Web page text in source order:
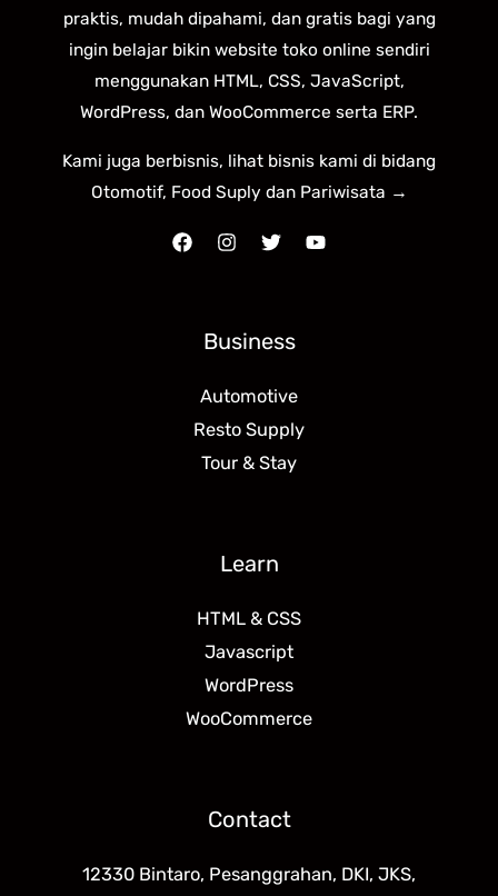
praktis, mudah dipahami, dan gratis bagi yang
ingin belajar bikin website toko online sendiri
menggunakan HTML, CSS, JavaScript,
WordPress, dan WooCommerce serta ERP.
Kami juga berbisnis, lihat bisnis kami di bidang
Otomotif, Food Suply dan Pariwisata →
Business
Automotive
Resto Supply
Tour & Stay
Learn
HTML & CSS
Javascript
WordPress
WooCommerce
Contact
12330 Bintaro, Pesanggrahan, DKI, JKS,